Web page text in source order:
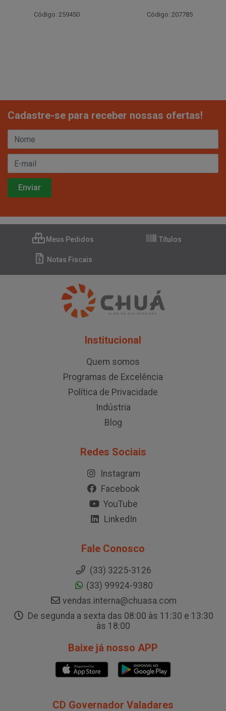
Código: 259450 Código: 207785
Cadastre-se para receber nossas ofertas!
Meus Pedidos Títulos
Notas Fiscais
Institucional
Quem somos
Programas de Excelência
Política de Privacidade
Indústria
Blog
Redes Sociais
Instagram
Facebook
YouTube
LinkedIn
Fale Conosco
(33) 3225-3126
(33) 99924-9380
vendas.interna@chuasa.com
De segunda a sexta das 08:00 às 11:30 e 13:30
às 18:00
Baixe já nosso APP
CD Governador Valadares